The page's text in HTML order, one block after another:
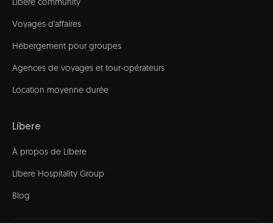
Voyages d'affaires
Hébergement pour groupes
Agences de voyages et tour-opérateurs
Location moyenne durée
Líbere
À propos de Líbere
Líbere Hospitality Group
Blog